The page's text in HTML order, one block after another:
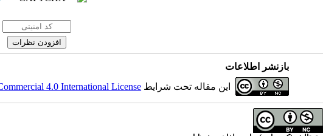
بازنشر اطلاعات
این مقاله تحت شرایط 4.0 International License